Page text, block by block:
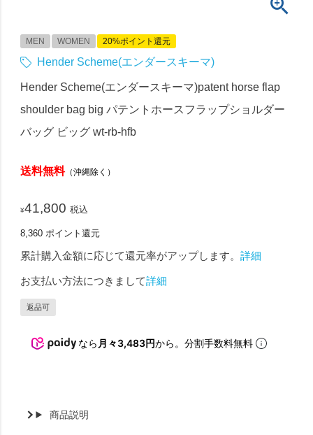
MEN WOMEN 20%ポイント還元
Hender Scheme(エンダースキーマ)
Hender Scheme(エンダースキーマ)patent horse flap
shoulder bag big パテントホースフラップショルダー
バッグ ビッグ wt-rb-hfb
送料無料（沖縄除く）
¥41,800 税込
8,360 ポイント還元
累計購入金額に応じて還元率がアップします。詳細
お支払い方法につきまして詳細
返品可
なら 月々3,483円から。分割手数料無料
商品説明